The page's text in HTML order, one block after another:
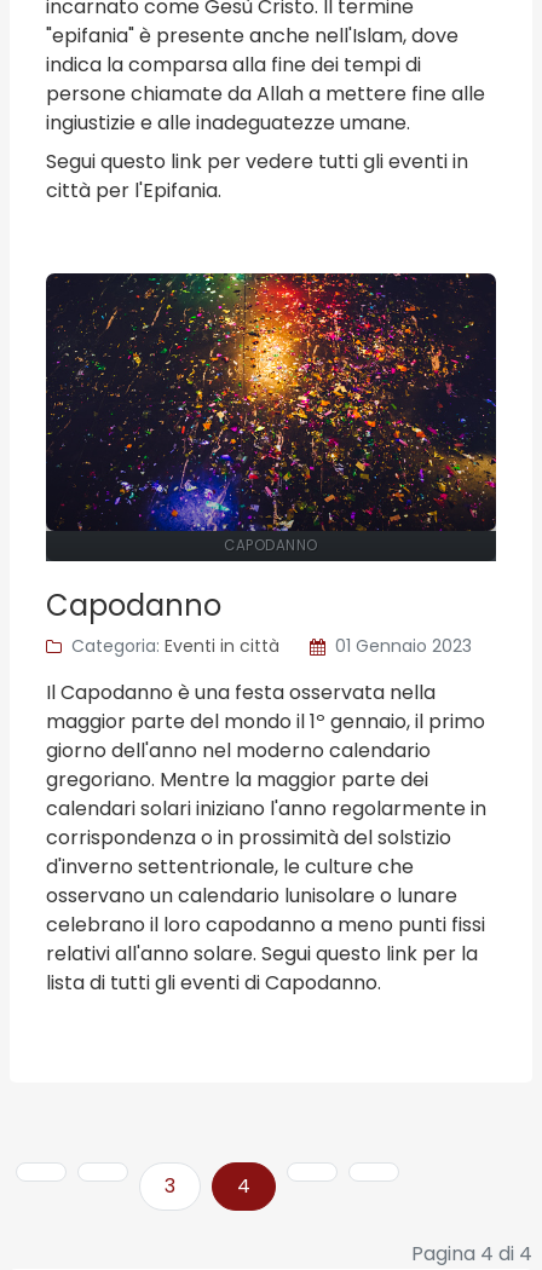
incarnato come Gesù Cristo. Il termine
"epifania" è presente anche nell'Islam, dove
indica la comparsa alla fine dei tempi di
persone chiamate da Allah a mettere fine alle
ingiustizie e alle inadeguatezze umane.
Segui questo link per vedere tutti gli eventi in
città per l'Epifania.
CAPODANNO
Capodanno
Categoria: Eventi in città 01 Gennaio 2023
Il Capodanno è una festa osservata nella
maggior parte del mondo il 1º gennaio, il primo
giorno dell'anno nel moderno calendario
gregoriano. Mentre la maggior parte dei
calendari solari iniziano l'anno regolarmente in
corrispondenza o in prossimità del solstizio
d'inverno settentrionale, le culture che
osservano un calendario lunisolare o lunare
celebrano il loro capodanno a meno punti fissi
relativi all'anno solare. Segui questo link per la
lista di tutti gli eventi di Capodanno.
3 4
Pagina 4 di 4